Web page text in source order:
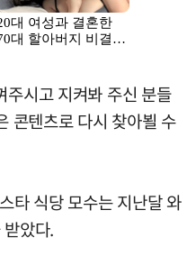
시고 지켜봐 주신 분들
콘텐츠로 다시 찾아뵐 수
타 식당 모수는 지난달 와
았다.